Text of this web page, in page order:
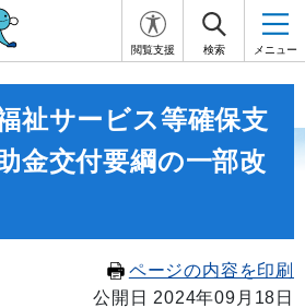
閲覧支援 検索 メニュー
祉サービス等確保支
金交付要綱の一部改
ページの内容を印刷
公開日 2024年09月18日